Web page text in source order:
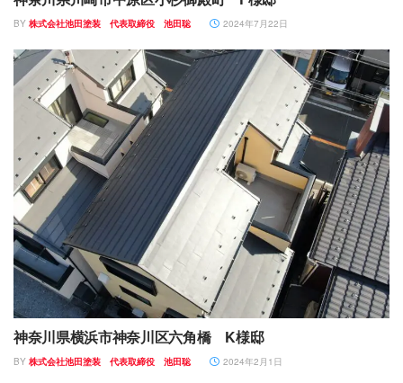
BY 株式会社池田塗装 代表取締役 池田聡 2024年7月22日
神奈川県横浜市神奈川区六角橋 K様邸
BY 株式会社池田塗装 代表取締役 池田聡 2024年2月1日